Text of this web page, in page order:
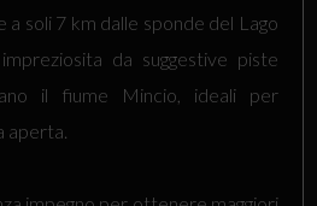
a soli 7 km dalle sponde del Lago
da suggestive piste
il fiume Mincio, ideali per
aperta.